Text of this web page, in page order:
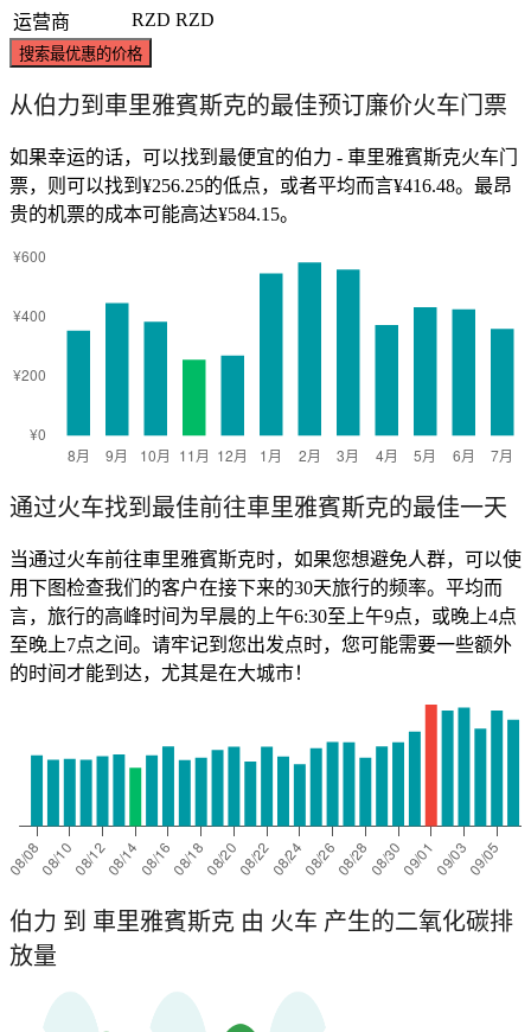
运营商
RZD RZD
搜索最优惠的价格
从伯力到車里雅賓斯克的最佳预订廉价火车门票
如果幸运的话，可以找到最便宜的伯力 - 車里雅賓斯克火车门
票，则可以找到¥256.25的低点，或者平均而言¥416.48。最昂
贵的机票的成本可能高达¥584.15。
通过火车找到最佳前往車里雅賓斯克的最佳一天
当通过火车前往車里雅賓斯克时，如果您想避免人群，可以使
用下图检查我们的客户在接下来的30天旅行的频率。平均而
言，旅行的高峰时间为早晨的上午6:30至上午9点，或晚上4点
至晚上7点之间。请牢记到您出发点时，您可能需要一些额外
的时间才能到达，尤其是在大城市！
伯力 到 車里雅賓斯克 由 火车 产生的二氧化碳排
放量